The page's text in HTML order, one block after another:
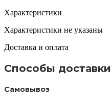
Характеристики
Характеристики не указаны
Доставка и оплата
Способы доставки
Самовывоз